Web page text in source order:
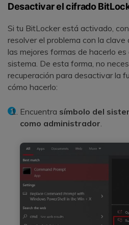
Desactivar el cifrado
Si tu BitLocker está activado,
resolver el problema con la clave
las mejores formas de hacerlo
sistema. De esta forma, no
recuperación para desactivar la
cómo hacerlo:
Encuentra símbolo del
como administrador.